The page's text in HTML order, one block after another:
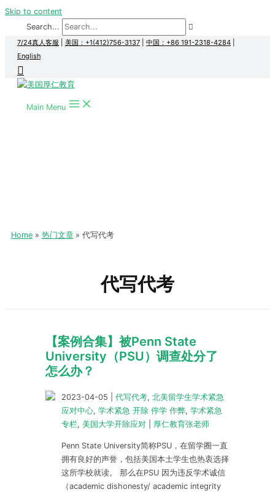
Skip to content
Search...
7/24真人客服 美国：+1(412)756-3137 中国：+86 191-2318-4284
English
Main Menu
Home 热门文章 代写代考
代写代考
【案例合集】被Penn State
University（PSU）调查处分了
怎么办？
2023-04-05 代写代考, 北美留学生学术紧急
应对中心, 学术紧急 开除 停学 作弊, 学术紧急
专栏, 美国大学开除应对 厚仁教育张老师
Penn State University简称PSU，在留学圈一直
拥有良好的声誉，包括美国本土学生也热衷选择
这所学校就读。 那么在PSU 因为违反学术诚信
（academic dishonesty/ academic integrity